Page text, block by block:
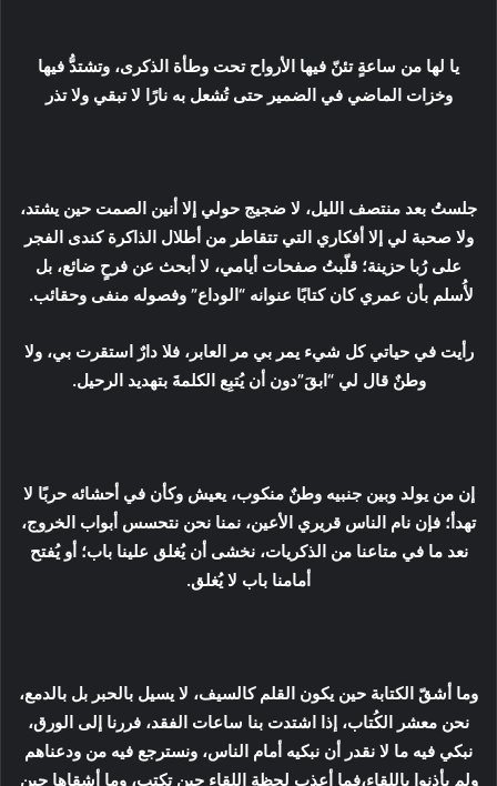
يا لها من ساعةٍ تئنّ فيها الأرواح تحت وطأة الذكرى، وتشتدُّ فيها
وخزات الماضي في الضمير حتى تُشعل به نارًا لا تبقي ولا تذر
جلستُ بعد منتصف الليل، لا ضجيج حولي إلا أنين الصمت حين يشتد،
ولا صحبة لي إلا أفكاري التي تتقاطر من أطلال الذاكرة كندى الفجر
على رُبا حزينة؛ قلّبتُ صفحات أيامي، لا أبحث عن فرحٍ ضائع، بل
لأُسلم بأن عمري كان كتابًا عنوانه “الوداع” وفصوله منفى وحقائب.
رأيت في حياتي كل شيء يمر بي مر العابر، فلا دارٌ استقرت بي، ولا
وطنٌ قال لي “ابقَ”دون أن يُتبِع الكلمةَ بتهديد الرحيل.
إن من يولد وبين جنبيه وطنٌ منكوب، يعيش وكأن في أحشائه حربًا لا
تهدأ؛ فإن نام الناس قريري الأعين، نمنا نحن نتحسس أبواب الخروج،
نعد ما في متاعنا من الذكريات، نخشى أن يُغلق علينا باب؛ أو يُفتح
أمامنا باب لا يُغلق.
وما أشقّ الكتابة حين يكون القلم كالسيف، لا يسيل بالحبر بل بالدمع،
نحن معشر الكُتاب، إذا اشتدت بنا ساعات الفقد، فررنا إلى الورق،
نبكي فيه ما لا نقدر أن نبكيه أمام الناس، ونسترجع فيه من ودعناهم
ولم يأذنوا باللقاء،فما أعذب لحظة اللقاء حين تكتب، وما أشقاها حين